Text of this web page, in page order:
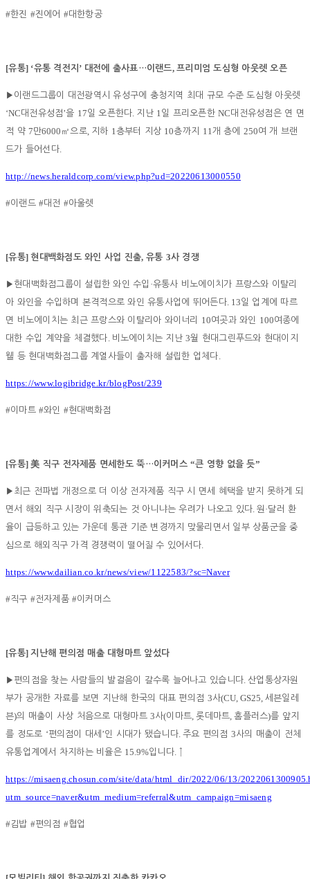
#한진 #진에어 #대한항공
[유통] ‘유통 격전지 ’ 대전에 출사표…이랜드,프리미엄 도심형 아웃렛 오픈
▶ 이랜드그룹이 대전광역시 유성구에 충청지역 최대 규모 수준 도심형 아웃렛
‘NC대전유성점’을 17일 오픈한다. 지난 1일 프리오픈한NC대전유성점은 연 면
적 약7만6000 ㎡으로, 지하 1층부터 지상 10층까지 11개 층에 250여 개 브랜
드가 들어선다.
http://news.heraldcorp.com/view.php?ud=20220613000550
#이랜드#대전 #아울렛
[유통]현대백화점도 와인 사업 진출, 유통 3사 경쟁
▶ 현대백화점그룹이 설립한 와인 수입 ·유통사 비노에이치가 프랑스와 이탈리
아 와인을 수입하며 본격적으로 와인 유통사업에 뛰어든다. 13일 업계에 따르
면 비노에이치는 최근 프랑스와 이탈리아 와이너리 10여곳과 와인 100여종에
대한 수입 계약을 체결했다. 비노에이치는 지난3월 현대그린푸드와 현대이지
웰 등 현대백화점그룹 계열사들이 출자해 설립한 업체다.
https://www.logibridge.kr/blogPost/239
#이마트#와인 #현대백화점
[유통]美 직구 전자제품 면세한도 뚝…이커머스“큰 영향 없을 듯”
▶ 최근 전파법 개정으로 더 이상 전자제품 직구 시 면세 혜택을 받지 못하게 되
면서 해외 직구 시장이 위축되는 것 아니냐는 우려가 나오고 있다.원 ·달러 환
율이 급등하고 있는 가운데 통관 기준 변경까지 맞물리면서 일부 상품군을 중
심으로 해외직구 가격 경쟁력이 떨어질 수 있어서다.
https://www.dailian.co.kr/news/view/1122583/?sc=Naver
#직구 #전자제품#이커머스
[유통]지난해 편의점 매출 대형마트 앞섰다
▶ 편의점을 찾는 사람들의 발걸음이 갈수록 늘어나고 있습니다.산업통상자원
부가 공개한 자료를 보면 지난해 한국의 대표 편의점 3사(CU, GS25, 세븐일레
븐)의 매출이 사상 처음으로 대형마트3사(이마트,롯데마트,홈플러스)를 앞지
를 정도로 ‘편의점이 대세 ’인 시대가 됐습니다. 주요 편의점 3사의 매출이 전체
유통업계에서 차지하는 비율은 15.9%입니다.
https://misaeng.chosun.com/site/data/html_dir/2022/06/13/
utm_source=naver&utm_medium=referral&utm_campaign=misaeng
#김밥 #편의점 #협업